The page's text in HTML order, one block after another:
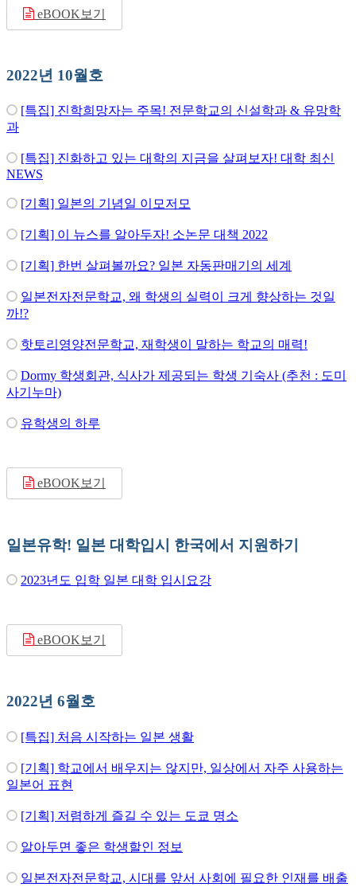
eBOOK보기
2022년 10월호
[특집] 진학희망자는 주목! 전문학교의 신설학과 & 유망학
과
[특집] 진화하고 있는 대학의 지금을 살펴보자! 대학 최신
NEWS
[기획] 일본의 기념일 이모저모
[기획] 이 뉴스를 알아두자! 소논문 대책 2022
[기획] 한번 살펴볼까요? 일본 자동판매기의 세계
일본전자전문학교, 왜 학생의 실력이 크게 향상하는 것일
까!?
핫토리영양전문학교, 재학생이 말하는 학교의 매력!
Dormy 학생회관, 식사가 제공되는 학생 기숙사 (추천 : 도미
사기누마)
유학생의 하루
eBOOK보기
일본유학! 일본 대학입시 한국에서 지원하기
2023년도 입학 일본 대학 입시요강
eBOOK보기
2022년 6월호
[특집] 처음 시작하는 일본 생활
[기획] 학교에서 배우지는 않지만, 일상에서 자주 사용하는
일본어 표현
[기획] 저렴하게 즐길 수 있는 도쿄 명소
알아두면 좋은 학생할인 정보
일본전자전문학교, 시대를 앞서 사회에 필요한 인재를 배출